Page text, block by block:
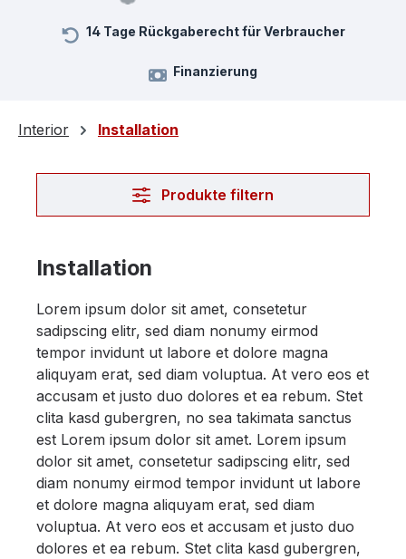
14 Tage Rückgaberecht für Verbraucher
Finanzierung
Interior Installation
Produkte filtern
Installation
Lorem ipsum dolor sit amet, consetetur
sadipscing elitr, sed diam nonumy eirmod
tempor invidunt ut labore et dolore magna
aliquyam erat, sed diam voluptua. At vero eos et
accusam et justo duo dolores et ea rebum. Stet
clita kasd gubergren, no sea takimata sanctus
est Lorem ipsum dolor sit amet. Lorem ipsum
dolor sit amet, consetetur sadipscing elitr, sed
diam nonumy eirmod tempor invidunt ut labore
et dolore magna aliquyam erat, sed diam
voluptua. At vero eos et accusam et justo duo
dolores et ea rebum. Stet clita kasd gubergren,